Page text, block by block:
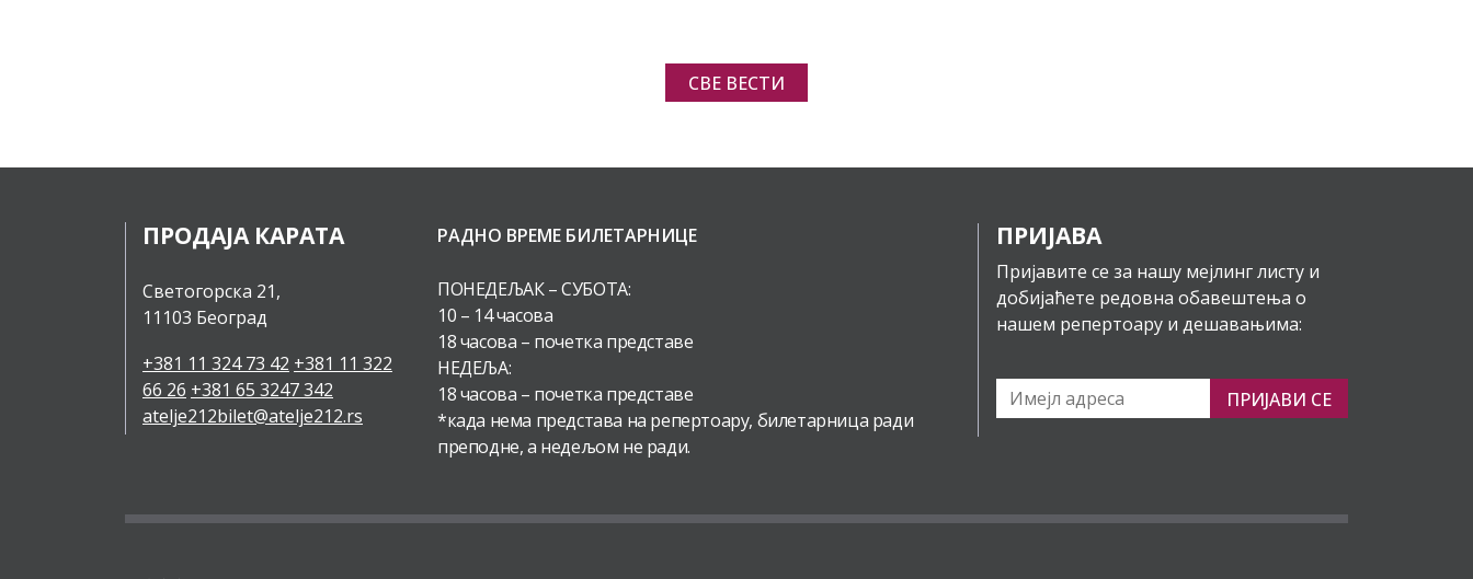
СВЕ ВЕСТИ
ПРОДАЈА КАРАТА
Светогорска 21,
11103 Београд
+381 11 324 73 42 +381 11 322
66 26 +381 65 3247 342
atelje212bilet@atelje212.rs
РАДНО ВРЕМЕ БИЛЕТАРНИЦЕ
ПОНЕДЕЉАК – СУБОТА:
10 – 14 часова
18 часова – почетка представе
НЕДЕЉА:
18 часова – почетка представе
*када нема представа на репертоару, билетарница ради
преподне, а недељом не ради.
ПРИЈАВА
Пријавите се за нашу мејлинг листу и
добијаћете редовна обавештења о
нашем репертоару и дешавањима:
ПРИЈАВИ СЕ